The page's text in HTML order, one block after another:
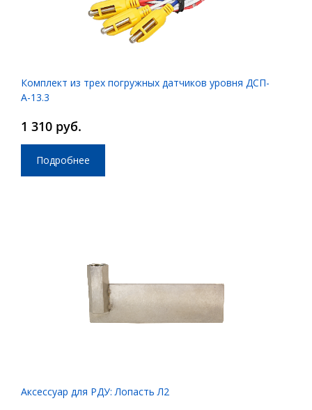
Комплект из трех погружных датчиков уровня ДСП-
А-13.3
1 310 руб.
Подробнее
Аксессуар для РДУ: Лопасть Л2